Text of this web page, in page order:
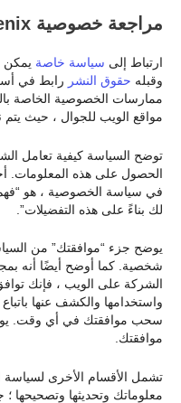
مراجعة خصوصية Nugenix
ارتباط إلى سياسة خاصة يمكن
وقبله حقوق النشر رابط في
ممارسات الخصوصية الخاصة
مواقع الويب للجوال ، حيث يتم
توضح السياسة كيفية تعامل
الحصول على هذه المعلومات.
في سياسة الخصوصية ، هو
لك بناءً على هذه التفضيلات”.
يوضح جزء “موافقتك” من
شخصية. كما أوضح أيضًا أنه
الشركة على الويب ، فإنك
واستخدامها والكشف عنها
سحب موافقتك في أي وقت.
موافقتك.
تشمل الأقسام الأخرى
معلوماتك وتحديثها وتصحيحها